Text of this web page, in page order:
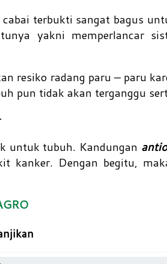
terbukti sangat bagus
yakni memperlancar
resiko radang paru – paru
pun tidak akan terganggu
untuk tubuh. Kandungan
kanker. Dengan begitu,